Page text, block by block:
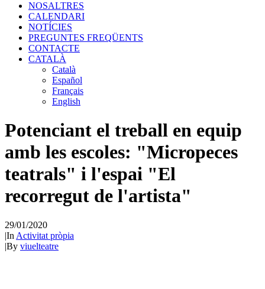
NOSALTRES
CALENDARI
NOTÍCIES
PREGUNTES FREQÜENTS
CONTACTE
CATALÀ
Català
Español
Français
English
Potenciant el treball en equip
amb les escoles: "Micropeces
teatrals" i l'espai "El
recorregut de l'artista"
29/01/2020
|In Activitat pròpia
|By viuelteatre